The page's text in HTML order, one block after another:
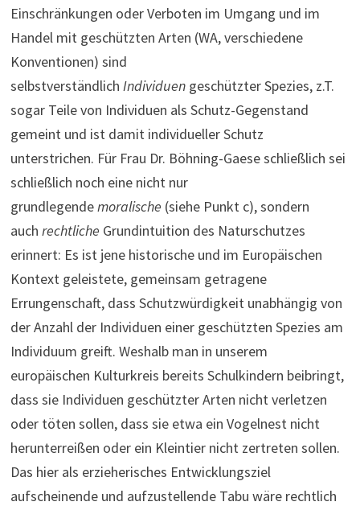
Einschränkungen oder Verboten im Umgang und im
Handel mit geschützten Arten (WA, verschiedene
Konventionen) sind
selbstverständlich Individuengeschützter Spezies, z.T.
sogar Teile von Individuen als Schutz-Gegenstand
gemeint und ist damit individueller Schutz
unterstrichen. Für Frau Dr. Böhning-Gaese schließlich sei
schließlich noch eine nicht nur
grundlegendemoralische (siehe Punkt c), sondern
auch rechtliche Grundintuition des Naturschutzes
erinnert: Es ist jene historische und im Europäischen
Kontext geleistete, gemeinsam getragene
Errungenschaft, dass Schutzwürdigkeit unabhängig von
der Anzahl der Individuen einer geschützten Spezies am
Individuum greift. Weshalb man in unserem
europäischen Kulturkreis bereits Schulkindern beibringt,
dass sie Individuen geschützter Arten nicht verletzen
oder töten sollen, dass sie etwa ein Vogelnest nicht
herunterreißen oder ein Kleintier nicht zertreten sollen.
Das hier als erzieherisches Entwicklungsziel
aufscheinende und aufzustellende Tabu wäre rechtlich